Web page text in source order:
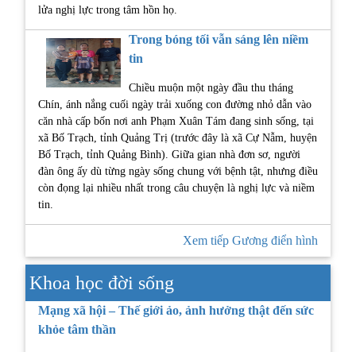
lửa nghị lực trong tâm hồn họ.
Trong bóng tối vẫn sáng lên niềm
tin
Chiều muộn một ngày đầu thu tháng
Chín, ánh nắng cuối ngày trải xuống con đường nhỏ dẫn vào
căn nhà cấp bốn nơi anh Phạm Xuân Tám đang sinh sống, tại
xã Bố Trạch, tỉnh Quảng Trị (trước đây là xã Cự Nẫm, huyện
Bố Trạch, tỉnh Quảng Bình). Giữa gian nhà đơn sơ, người
đàn ông ấy dù từng ngày sống chung với bệnh tật, nhưng điều
còn đọng lại nhiều nhất trong câu chuyện là nghị lực và niềm
tin.
Xem tiếp Gương điển hình
Khoa học đời sống
Mạng xã hội – Thế giới ảo, ảnh hưởng thật đến sức
khỏe tâm thần